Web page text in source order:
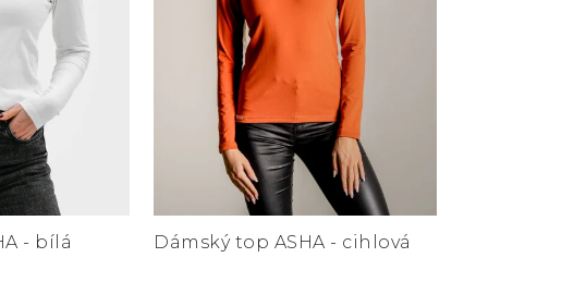
- bílá Dámský top ASHA - cihlová